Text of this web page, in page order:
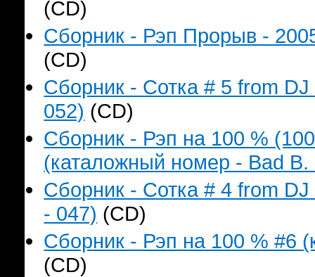
(CD)
Сборник - Рэп Прорыв -
(CD)
Сборник - Сотка # 5 from
052) (CD)
Сборник - Рэп на 100 %
(каталожный номер - Bad B.
Сборник - Сотка # 4 from
- 047) (CD)
Сборник - Рэп на 100 % #6
(CD)